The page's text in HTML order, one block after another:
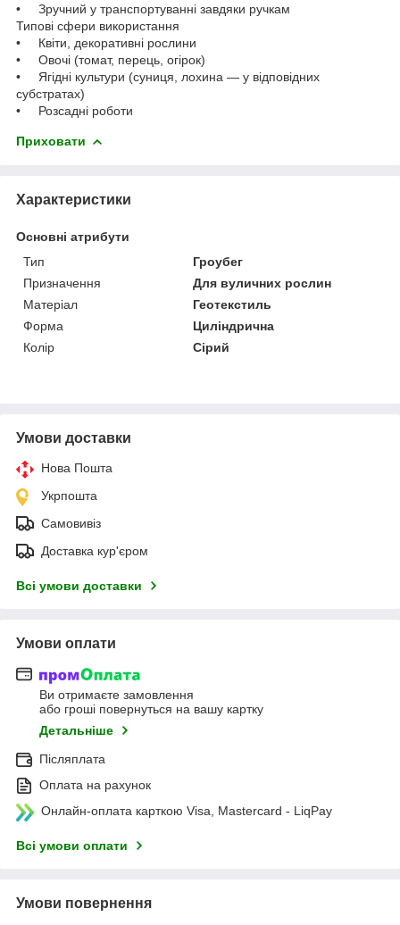
• Зручний у транспортуванні завдяки ручкам
Типові сфери використання
• Квіти, декоративні рослини
• Овочі (томат, перець, огірок)
• Ягідні культури (суниця, лохина — у відповідних
субстратах)
• Розсадні роботи
Приховати
Характеристики
Основні атрибути
Тип
Гроубег
Призначення
Для вуличних рослин
Матеріал
Геотекстиль
Форма
Циліндрична
Колір
Сірий
Умови доставки
Нова Пошта
Укрпошта
Самовивіз
Доставка кур'єром
Всі умови доставки
Умови оплати
Ви отримаєте замовлення
або гроші повернуться на вашу картку
Детальніше
Післяплата
Оплата на рахунок
Онлайн-оплата карткою Visa, Mastercard - LiqPay
Всі умови оплати
Умови повернення